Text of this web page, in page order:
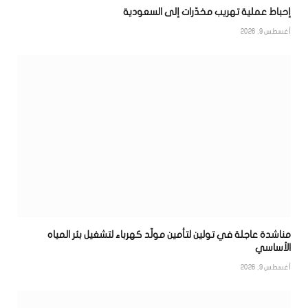
إحباط عملية تهريب مخدّرات إلى السعودية
أغسطس 9, 2026
مناشدة عاجلة في تولين لتأمين مولّد كهرباء لتشغيل بئر المياه
الأساسي
أغسطس 9, 2026